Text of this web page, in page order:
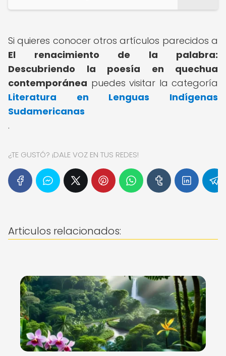
Si quieres conocer otros artículos parecidos a
El renacimiento de la palabra:
Descubriendo la poesía en quechua
contemporánea puedes visitar la categoría
Literatura en Lenguas Indígenas
Sudamericanas
.
¿TE GUSTÓ? ¡DALE VOZ EN TUS REDES!
Articulos relacionados: